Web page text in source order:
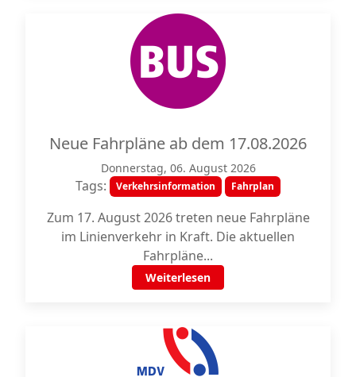
Neue Fahrpläne ab dem 17.08.2026
Donnerstag, 06. August 2026
Tags: Verkehrsinformation Fahrplan
Zum 17. August 2026 treten neue Fahrpläne
im Linienverkehr in Kraft. Die aktuellen
Fahrpläne...
Weiterlesen